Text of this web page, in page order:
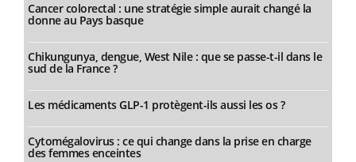
Cancer colorectal : une stratégie simple aurait changé la
donne au Pays basque
Chikungunya, dengue, West Nile : que se passe-t-il dans le
sud de la France ?
Les médicaments GLP-1 protègent-ils aussi les os ?
Cytomégalovirus : ce qui change dans la prise en charge
des femmes enceintes